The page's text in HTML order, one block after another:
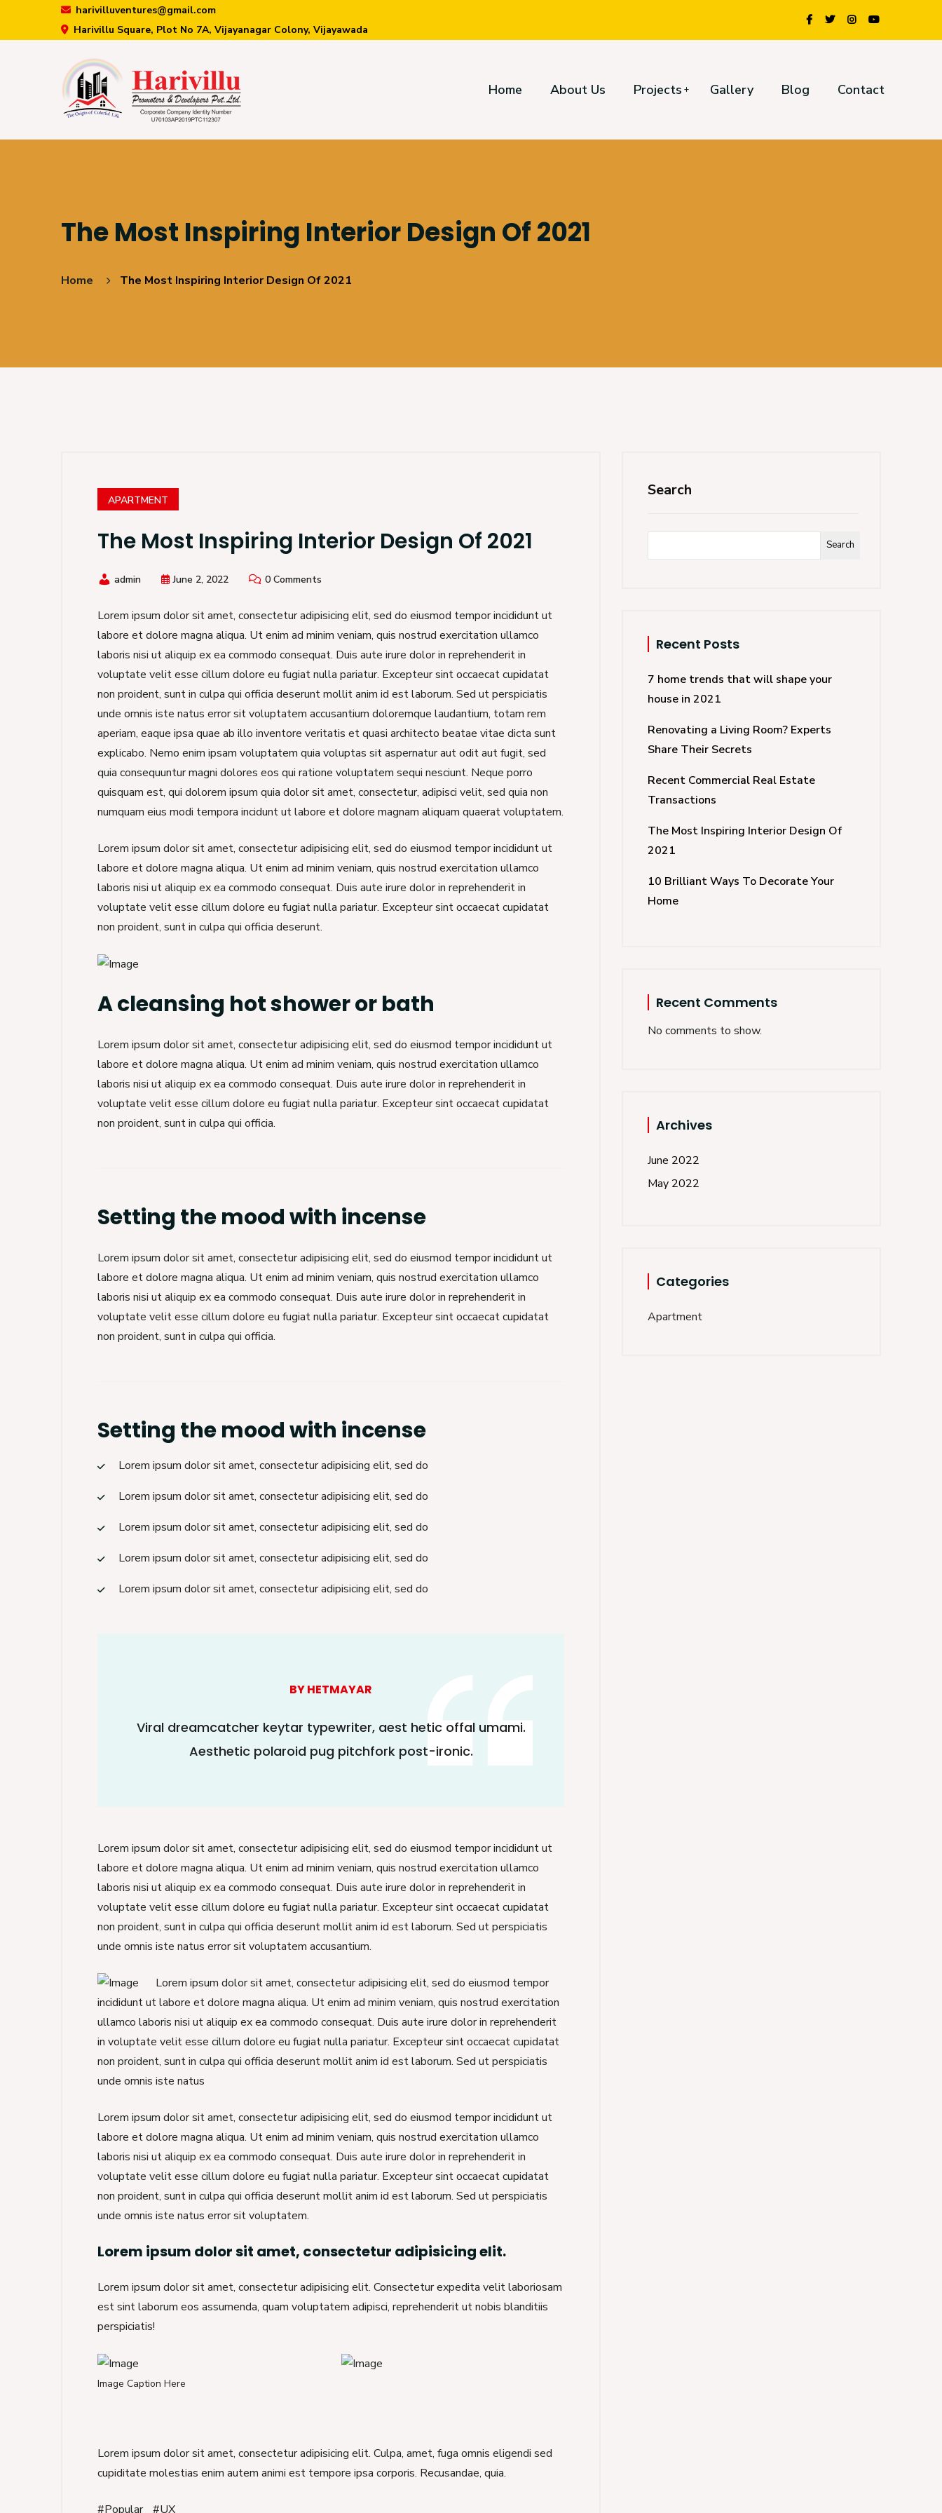
harivilluventures@gmail.com
Harivillu Square, Plot No 7A, Vijayanagar Colony, Vijayawada
Home About Us Projects Gallery Blog Contact
The Most Inspiring Interior Design Of 2021
Home The Most Inspiring Interior Design Of 2021
APARTMENT
The Most Inspiring Interior Design Of 2021
admin June 2, 2022 0 Comments
Lorem ipsum dolor sit amet, consectetur adipisicing elit, sed do eiusmod tempor incididunt ut
labore et dolore magna aliqua. Ut enim ad minim veniam, quis nostrud exercitation ullamco
laboris nisi ut aliquip ex ea commodo consequat. Duis aute irure dolor in reprehenderit in
voluptate velit esse cillum dolore eu fugiat nulla pariatur. Excepteur sint occaecat cupidatat
non proident, sunt in culpa qui officia deserunt mollit anim id est laborum. Sed ut perspiciatis
unde omnis iste natus error sit voluptatem accusantium doloremque laudantium, totam rem
aperiam, eaque ipsa quae ab illo inventore veritatis et quasi architecto beatae vitae dicta sunt
explicabo. Nemo enim ipsam voluptatem quia voluptas sit aspernatur aut odit aut fugit, sed
quia consequuntur magni dolores eos qui ratione voluptatem sequi nesciunt. Neque porro
quisquam est, qui dolorem ipsum quia dolor sit amet, consectetur, adipisci velit, sed quia non
numquam eius modi tempora incidunt ut labore et dolore magnam aliquam quaerat voluptatem.
Lorem ipsum dolor sit amet, consectetur adipisicing elit, sed do eiusmod tempor incididunt ut
labore et dolore magna aliqua. Ut enim ad minim veniam, quis nostrud exercitation ullamco
laboris nisi ut aliquip ex ea commodo consequat. Duis aute irure dolor in reprehenderit in
voluptate velit esse cillum dolore eu fugiat nulla pariatur. Excepteur sint occaecat cupidatat
non proident, sunt in culpa qui officia deserunt.
A cleansing hot shower or bath
Lorem ipsum dolor sit amet, consectetur adipisicing elit, sed do eiusmod tempor incididunt ut
labore et dolore magna aliqua. Ut enim ad minim veniam, quis nostrud exercitation ullamco
laboris nisi ut aliquip ex ea commodo consequat. Duis aute irure dolor in reprehenderit in
voluptate velit esse cillum dolore eu fugiat nulla pariatur. Excepteur sint occaecat cupidatat
non proident, sunt in culpa qui officia.
Setting the mood with incense
Lorem ipsum dolor sit amet, consectetur adipisicing elit, sed do eiusmod tempor incididunt ut
labore et dolore magna aliqua. Ut enim ad minim veniam, quis nostrud exercitation ullamco
laboris nisi ut aliquip ex ea commodo consequat. Duis aute irure dolor in reprehenderit in
voluptate velit esse cillum dolore eu fugiat nulla pariatur. Excepteur sint occaecat cupidatat
non proident, sunt in culpa qui officia.
Setting the mood with incense
Lorem ipsum dolor sit amet, consectetur adipisicing elit, sed do
Lorem ipsum dolor sit amet, consectetur adipisicing elit, sed do
Lorem ipsum dolor sit amet, consectetur adipisicing elit, sed do
Lorem ipsum dolor sit amet, consectetur adipisicing elit, sed do
Lorem ipsum dolor sit amet, consectetur adipisicing elit, sed do
BY HETMAYAR
Viral dreamcatcher keytar typewriter, aest hetic offal umami.
Aesthetic polaroid pug pitchfork post-ironic.
Lorem ipsum dolor sit amet, consectetur adipisicing elit, sed do eiusmod tempor incididunt ut
labore et dolore magna aliqua. Ut enim ad minim veniam, quis nostrud exercitation ullamco
laboris nisi ut aliquip ex ea commodo consequat. Duis aute irure dolor in reprehenderit in
voluptate velit esse cillum dolore eu fugiat nulla pariatur. Excepteur sint occaecat cupidatat
non proident, sunt in culpa qui officia deserunt mollit anim id est laborum. Sed ut perspiciatis
unde omnis iste natus error sit voluptatem accusantium.
Lorem ipsum dolor sit amet, consectetur adipisicing elit, sed do eiusmod tempor
incididunt ut labore et dolore magna aliqua. Ut enim ad minim veniam, quis nostrud exercitation
ullamco laboris nisi ut aliquip ex ea commodo consequat. Duis aute irure dolor in reprehenderit
in voluptate velit esse cillum dolore eu fugiat nulla pariatur. Excepteur sint occaecat cupidatat
non proident, sunt in culpa qui officia deserunt mollit anim id est laborum. Sed ut perspiciatis
unde omnis iste natus
Lorem ipsum dolor sit amet, consectetur adipisicing elit, sed do eiusmod tempor incididunt ut
labore et dolore magna aliqua. Ut enim ad minim veniam, quis nostrud exercitation ullamco
laboris nisi ut aliquip ex ea commodo consequat. Duis aute irure dolor in reprehenderit in
voluptate velit esse cillum dolore eu fugiat nulla pariatur. Excepteur sint occaecat cupidatat
non proident, sunt in culpa qui officia deserunt mollit anim id est laborum. Sed ut perspiciatis
unde omnis iste natus error sit voluptatem.
Lorem ipsum dolor sit amet, consectetur adipisicing elit.
Lorem ipsum dolor sit amet, consectetur adipisicing elit. Consectetur expedita velit laboriosam
est sint laborum eos assumenda, quam voluptatem adipisci, reprehenderit ut nobis blanditiis
perspiciatis!
Image Caption Here
Lorem ipsum dolor sit amet, consectetur adipisicing elit. Culpa, amet, fuga omnis eligendi sed
cupiditate molestias enim autem animi est tempore ipsa corporis. Recusandae, quia.
#Popular #UX
Search
Search
Recent Posts
7 home trends that will shape your
house in 2021
Renovating a Living Room? Experts
Share Their Secrets
Recent Commercial Real Estate
Transactions
The Most Inspiring Interior Design Of
2021
10 Brilliant Ways To Decorate Your
Home
Recent Comments
No comments to show.
Archives
June 2022
May 2022
Categories
Apartment